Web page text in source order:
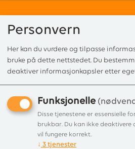
Min side
Registrer deg.
Personvern
Her kan du vurdere og tilpasse
bruke på dette nettstedet. Du
deaktiver informasjonkapsler etter
Funksjonelle
Disse tjenestene er essensielle
brukbar. Du kan ikke deaktivere
vil fungere korrekt.
↓ 3 tjenester